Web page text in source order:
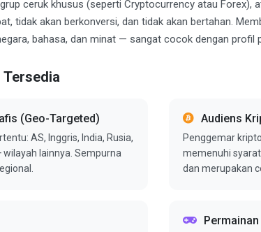
ceruk khusus (seperti Cryptocurrency atau Forex),
tidak akan berkonversi, dan tidak akan bertahan.
bahasa, dan minat — sangat cocok dengan profil
Tersedia
(Geo-Targeted)
AS, Inggris, India, Rusia,
wilayah lainnya. Sempurna
Audiens
Penggemar
memenuhi
dan merupakan